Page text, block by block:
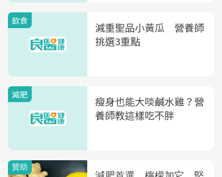
飲食
減重聖品小黃瓜 營養師
挑選3重點
減肥
瘦身也能大啖鹹水雞？營
養師教這樣吃不胖